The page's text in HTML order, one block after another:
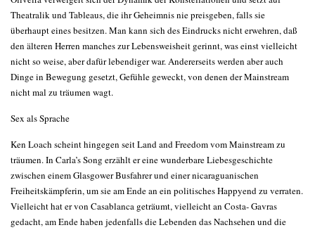
Theatralik und Tableaus, die ihr Geheimnis nie preisgeben, falls sie
überhaupt eines besitzen. Man kann sich des Eindrucks nicht erwehren, daß
den älteren Herren manches zur Lebensweisheit gerinnt, was einst vielleicht
nicht so weise, aber dafür lebendiger war. Andererseits werden aber auch
Dinge in Bewegung gesetzt, Gefühle geweckt, von denen der Mainstream
nicht mal zu träumen wagt.
Sex als Sprache
Ken Loach scheint hingegen seit Land and Freedom vom Mainstream zu
träumen. In Carla’s Song erzählt er eine wunderbare Liebesgeschichte
zwischen einem Glasgower Busfahrer und einer nicaraguanischen
Freiheitskämpferin, um sie am Ende an ein politisches Happyend zu verraten.
Vielleicht hat er von Casablanca geträumt, vielleicht an Costa- Gavras
gedacht, am Ende haben jedenfalls die Lebenden das Nachsehen und die